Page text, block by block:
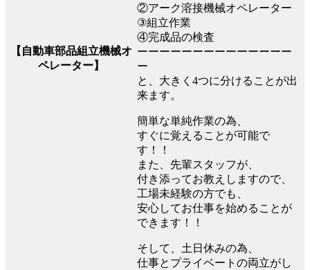
【自動車部品組立機械オ
ペレーター】
②アーク溶接機械オペレーター
③組立作業
④完成品の検査
ーーーーーーーーーーーーーー
ー
と、大きく4つに分けることが出
来ます。
簡単な単純作業の為、
すぐに覚えることが可能で
す！！
また、先輩スタッフが、
付き添ってお教えしますので、
工場未経験の方でも、
安心してお仕事を始めることが
できます！！
そして、土日休みの為、
仕事とプライベートの両立がし